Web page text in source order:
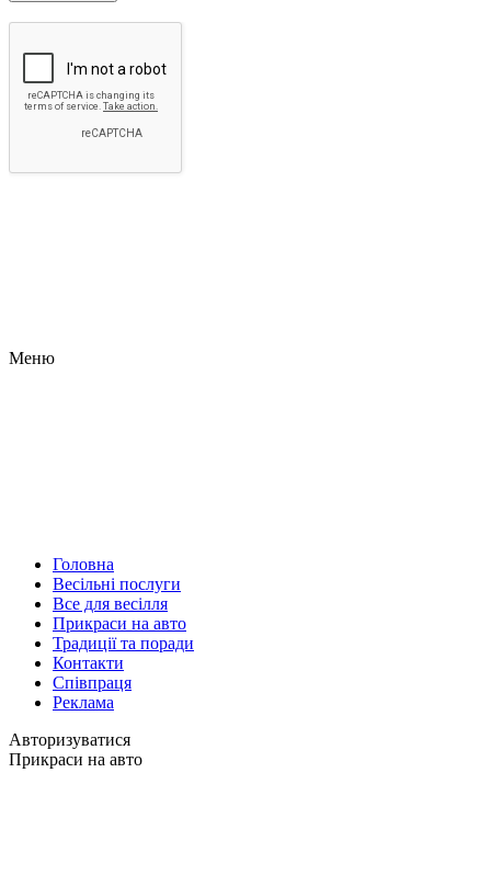
Меню
Головна
Весільні послуги
Все для весілля
Прикраси на авто
Традиції та поради
Контакти
Співпраця
Реклама
Авторизуватися
Прикраси на авто